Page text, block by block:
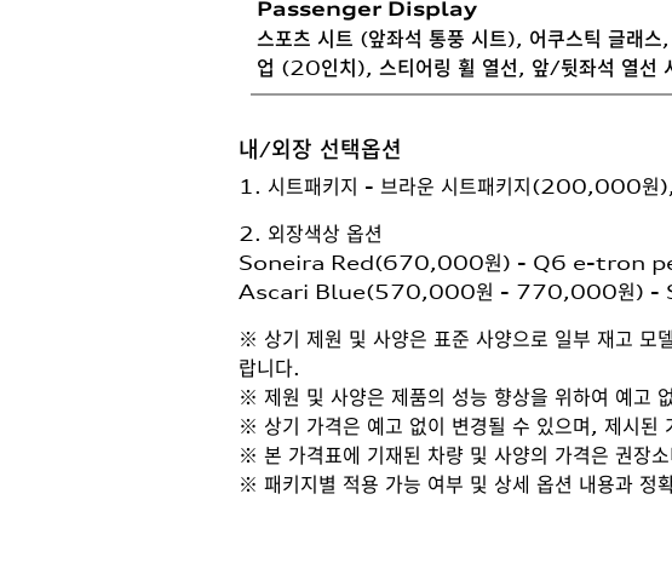
Passenger Display
스포츠 시트 (앞좌석 통풍 시트), 어쿠스틱 글래스
업 (20인치), 스티어링 휠 열선, 앞/뒷좌석 열선
내/외장 선택옵션
1. 시트패키지 - 브라운 시트패키지
2. 외장색상 옵션
Soneira Red(670,000원) - Q6 e-tron
Ascari Blue(570,000원 - 770,000원) -
※ 상기 제원 및 사양은 표준 사양으로 일부 재고 모
랍니다.
※ 제원 및 사양은 제품의 성능 향상을 위하여 예고
※ 상기 가격은 예고 없이 변경될 수 있으며, 제시된
※ 본 가격표에 기재된 차량 및 사양의 가격은 권장
※ 패키지별 적용 가능 여부 및 상세 옵션 내용과 정